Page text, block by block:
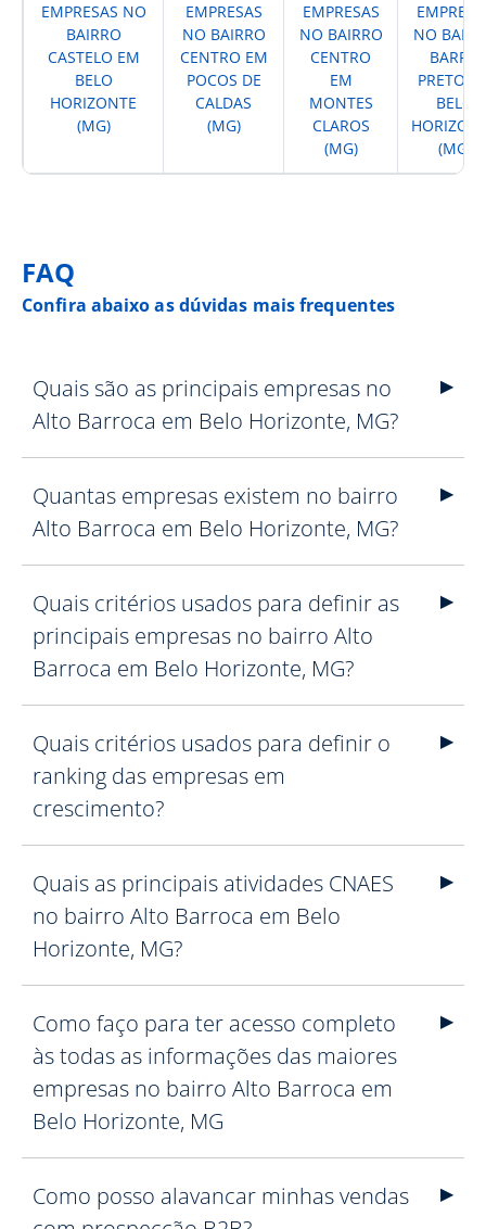
EMPRESAS NO
BAIRRO
CASTELO EM
BELO
HORIZONTE
(MG)
EMPRESAS
NO BAIRRO
CENTRO EM
POCOS DE
CALDAS
(MG)
EMPRESAS
NO BAIRRO
CENTRO
EM
MONTES
CLAROS
(MG)
NO
BARRO
PRETO
BELO
(MG)
FAQ
Confira abaixo as dúvidas mais frequentes
Quais são as principais empresas no
Alto Barroca em Belo Horizonte, MG?
Quantas empresas existem no bairro
Alto Barroca em Belo Horizonte, MG?
Quais critérios usados para definir as
principais empresas no bairro Alto
Barroca em Belo Horizonte, MG?
Quais critérios usados para definir o
ranking das empresas em
crescimento?
Quais as principais atividades CNAES
no bairro Alto Barroca em Belo
Horizonte, MG?
Como faço para ter acesso completo
às todas as informações das maiores
empresas no bairro Alto Barroca em
Belo Horizonte, MG
Como posso alavancar minhas vendas